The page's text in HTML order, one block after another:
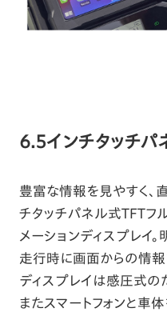
6.5インチタッチパ
豊富な情報を見やすく、
チタッチパネル式TFTフ
メーションディスプレイ
走行時に画面からの情報
ディスプレイは感圧式の
またスマートフォンと車